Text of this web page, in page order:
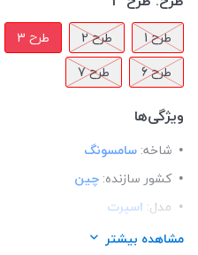
طرح 1 طرح 2 طرح 3
طرح 6
طرح 7
ویژگی‌ها
شاخه: سامسونگ
کشور سازنده: چین
مدل: اسپرت
ساختار: پلاستیک
مشاهده بیشتر